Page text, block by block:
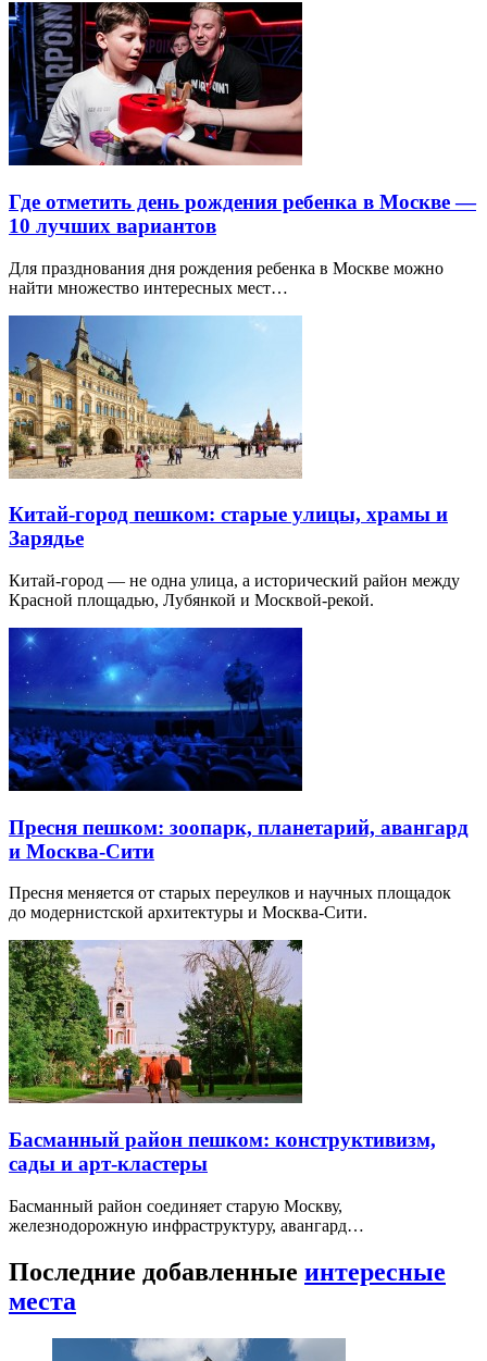
Где отметить день рождения ребенка в Москве —
10 лучших вариантов
Для празднования дня рождения ребенка в Москве можно
найти множество интересных мест…
Китай-город пешком: старые улицы, храмы и
Зарядье
Китай-город — не одна улица, а исторический район между
Красной площадью, Лубянкой и Москвой-рекой.
Пресня пешком: зоопарк, планетарий, авангард
и Москва-Сити
Пресня меняется от старых переулков и научных площадок
до модернистской архитектуры и Москва-Сити.
Басманный район пешком: конструктивизм,
сады и арт-кластеры
Басманный район соединяет старую Москву,
железнодорожную инфраструктуру, авангард…
Последние добавленные интересные
места